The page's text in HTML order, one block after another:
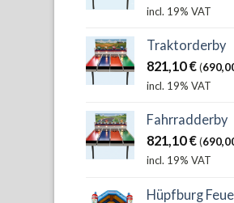
incl. 19% VAT
Traktorderby
821,10€ (
incl. 19% VAT
Fahrradderby
821,10€ (
incl. 19% VAT
Hüpfburg